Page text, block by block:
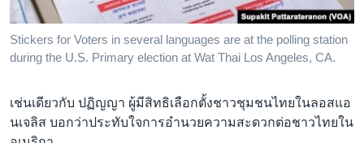
Stickers for Voters in several languages are at the polling station
during the U.S. Primary election at Wat Thai Los Angeles, CA.
เช่นเดียวกับ ปฏิญญา ผู้มีสิทธิเลือกตั้งชาวชุมชนไทยในลอสแอ
นเจลิส บอกว่าประทับใจการอำนวยความสะดวกต่อชาวไทยใน